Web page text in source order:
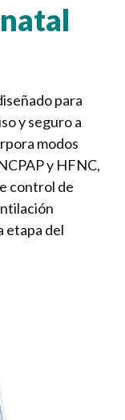
para
y seguro a
modos
y HFNC,
control de
etapa del